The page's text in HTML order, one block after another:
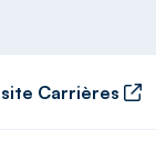
Carrières